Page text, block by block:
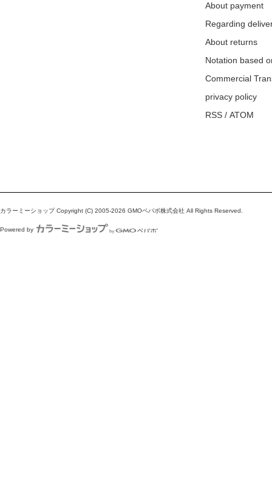
About payment
Regarding
About returns
Notation based
Commercial
privacy policy
RSS / ATOM
カラーミーショップCopyright (C) 2005-2026 GMOペパボ株式会社 All Rights Reserved.
Powered by